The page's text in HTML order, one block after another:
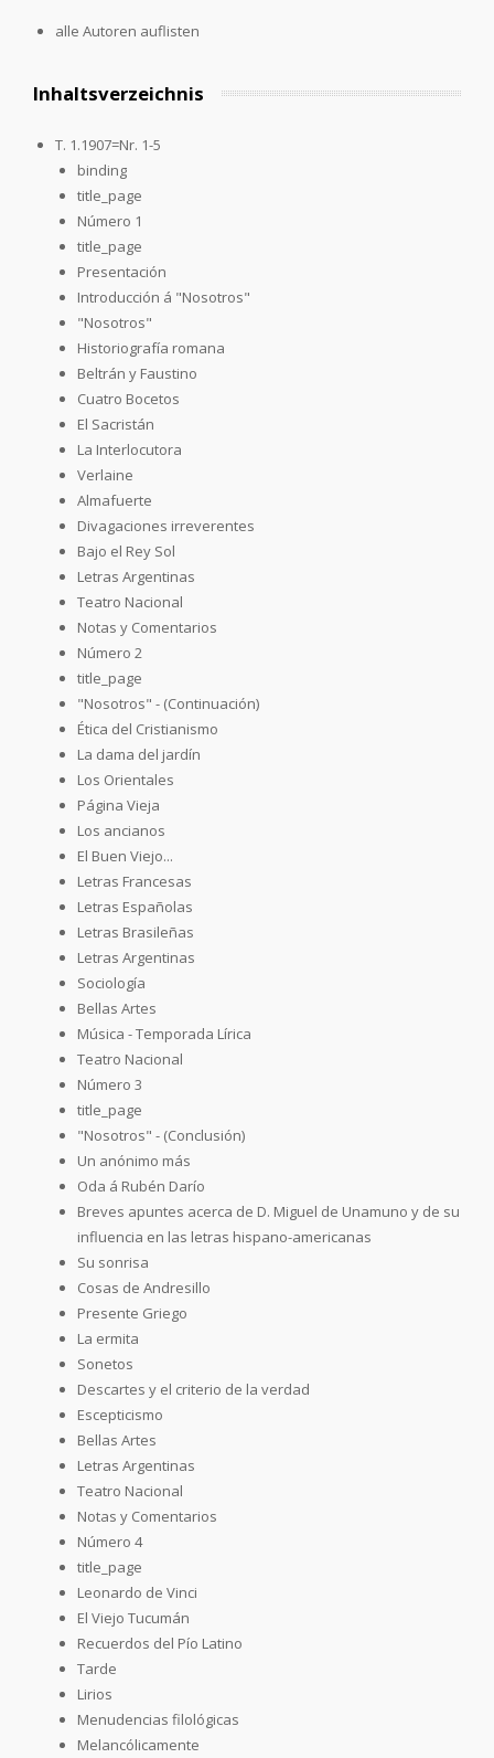
alle Autoren auflisten
Inhaltsverzeichnis
T. 1.1907=Nr. 1-5
binding
title_page
Número 1
title_page
Presentación
Introducción á "Nosotros"
"Nosotros"
Historiografía romana
Beltrán y Faustino
Cuatro Bocetos
El Sacristán
La Interlocutora
Verlaine
Almafuerte
Divagaciones irreverentes
Bajo el Rey Sol
Letras Argentinas
Teatro Nacional
Notas y Comentarios
Número 2
title_page
"Nosotros" - (Continuación)
Ética del Cristianismo
La dama del jardín
Los Orientales
Página Vieja
Los ancianos
El Buen Viejo...
Letras Francesas
Letras Españolas
Letras Brasileñas
Letras Argentinas
Sociología
Bellas Artes
Música - Temporada Lírica
Teatro Nacional
Número 3
title_page
"Nosotros" - (Conclusión)
Un anónimo más
Oda á Rubén Darío
Breves apuntes acerca de D. Miguel de Unamuno y de su
influencia en las letras hispano-americanas
Su sonrisa
Cosas de Andresillo
Presente Griego
La ermita
Sonetos
Descartes y el criterio de la verdad
Escepticismo
Bellas Artes
Letras Argentinas
Teatro Nacional
Notas y Comentarios
Número 4
title_page
Leonardo de Vinci
El Viejo Tucumán
Recuerdos del Pío Latino
Tarde
Lirios
Menudencias filológicas
Melancólicamente